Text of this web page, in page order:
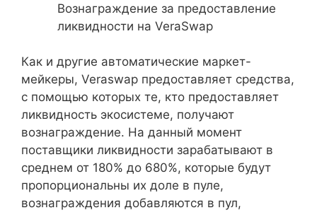
Вознаграждение за предоставление
ликвидности на VeraSwap
Как и другие автоматические маркет-
мейкеры, Veraswap предоставляет средства,
с помощью которых те, кто предоставляет
ликвидность экосистеме, получают
вознаграждение. На данный момент
поставщики ликвидности зарабатывают в
среднем от 180% до 680%, которые будут
пропорциональны их доле в пуле,
вознаграждения добавляются в пул,